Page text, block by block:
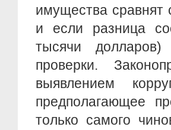
имущества сравнят
и если разница
тысячи
проверки.
выявлением
предполагающее
только самого